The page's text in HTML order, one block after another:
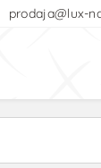
prodaja@lux-